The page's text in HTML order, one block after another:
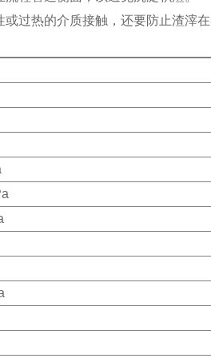
过热的介质接触，还要防止渣滓在